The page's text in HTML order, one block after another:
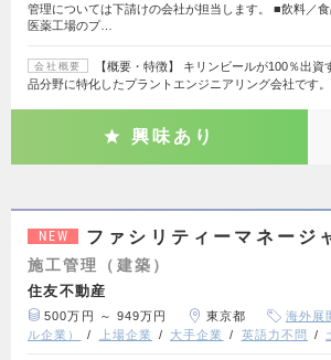
管理については下請けの会社が担当します。 ■飲料／食
医薬工場のプ…
会社概要
【概要・特徴】 キリンビールが100％出
品分野に特化したプラントエンジニアリング会社です
興味あり
NEW ファシリティーマネージ
施工管理（建築）
住友不動産
500万円 ～ 949万円 東京都
海外展
ル企業）
上場企業 大手企業 英語力不問